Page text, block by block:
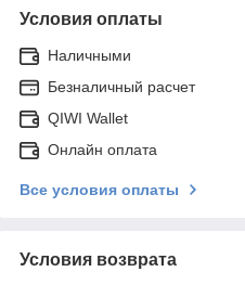
Условия оплаты
Наличными
Безналичный расчет
QIWI Wallet
Онлайн оплата
Все условия оплаты
Условия возврата